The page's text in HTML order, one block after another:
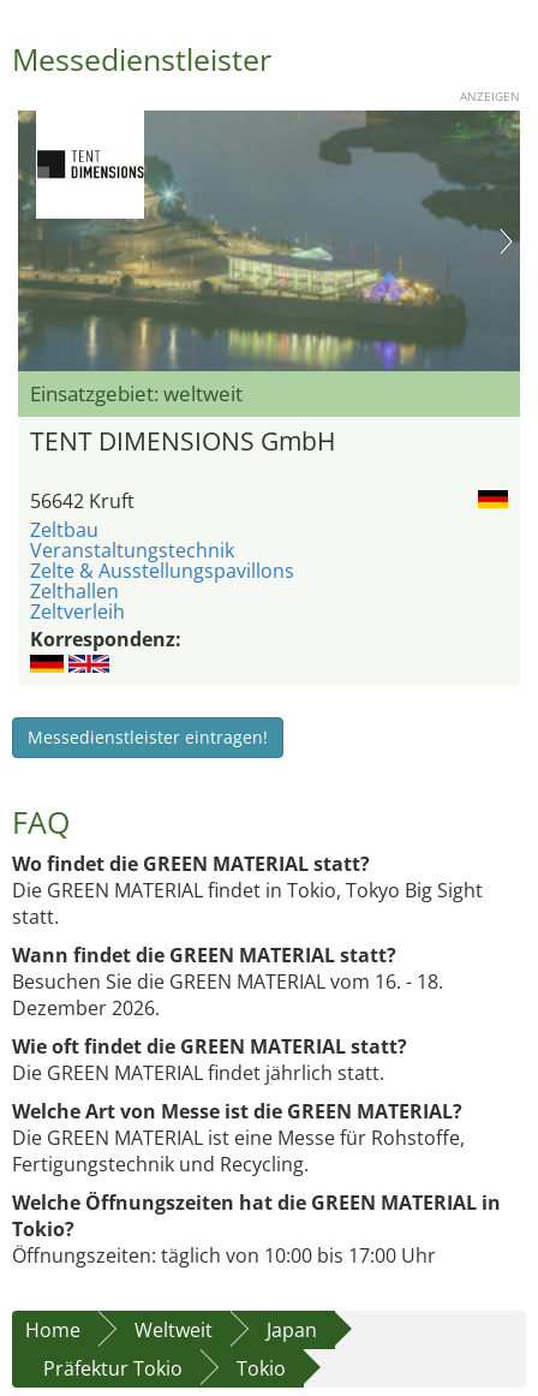
Messedienstleister
ANZEIGEN
Einsatzgebiet: weltweit
TENT DIMENSIONS GmbH
56642 Kruft
Zeltbau
Veranstaltungstechnik
Zelte & Ausstellungspavillons
Zelthallen
Zeltverleih
Korrespondenz:
Messedienstleister eintragen!
FAQ
Wo findet die GREEN MATERIAL statt?
Die GREEN MATERIAL findet in Tokio, Tokyo Big Sight
statt.
Wann findet die GREEN MATERIAL statt?
Besuchen Sie die GREEN MATERIAL vom 16. - 18.
Dezember 2026.
Wie oft findet die GREEN MATERIAL statt?
Die GREEN MATERIAL findet jährlich statt.
Welche Art von Messe ist die GREEN MATERIAL?
Die GREEN MATERIAL ist eine Messe für Rohstoffe,
Fertigungstechnik und Recycling.
Welche Öffnungszeiten hat die GREEN MATERIAL in
Tokio?
Öffnungszeiten: täglich von 10:00 bis 17:00 Uhr
Home Weltweit
Japan
Präfektur Tokio
Tokio